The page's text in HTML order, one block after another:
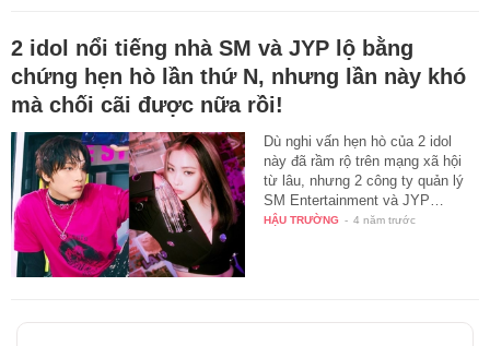
2 idol nổi tiếng nhà SM và JYP lộ bằng
chứng hẹn hò lần thứ N, nhưng lần này khó
mà chối cãi được nữa rồi!
Dù nghi vấn hẹn hò của 2 idol
này đã rầm rộ trên mạng xã hội
từ lâu, nhưng 2 công ty quản lý
SM Entertainment và JYP…
HẬU TRƯỜNG - 4 năm trước